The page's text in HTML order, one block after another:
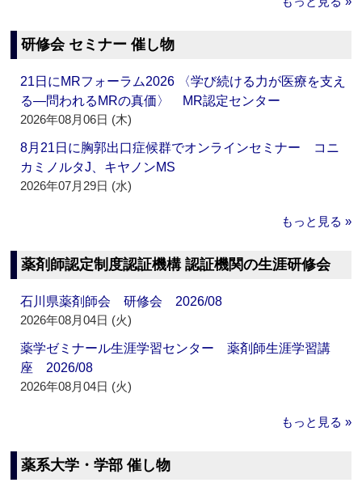
研修会 セミナー 催し物
21日にMRフォーラム2026 〈学び続ける力が医療を支え
る―問われるMRの真価〉 MR認定センター
2026年08月06日 (木)
8月21日に胸郭出口症候群でオンラインセミナー コニ
カミノルタJ、キヤノンMS
2026年07月29日 (水)
もっと見る »
薬剤師認定制度認証機構 認証機関の生涯研修会
石川県薬剤師会 研修会 2026/08
2026年08月04日 (火)
薬学ゼミナール生涯学習センター 薬剤師生涯学習講
座 2026/08
2026年08月04日 (火)
もっと見る »
薬系大学・学部 催し物